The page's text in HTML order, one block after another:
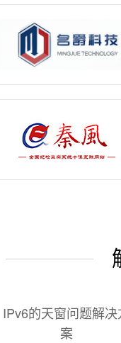
IPv6的天窗问题解决
案